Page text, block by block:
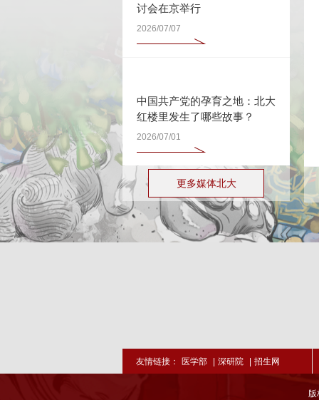
讨会在京举行
2026/07/07
中国共产党的孕育之地：北大
红楼里发生了哪些故事？
2026/07/01
更多媒体北大
友情链接： 医学部 | 深研院 | 招生网